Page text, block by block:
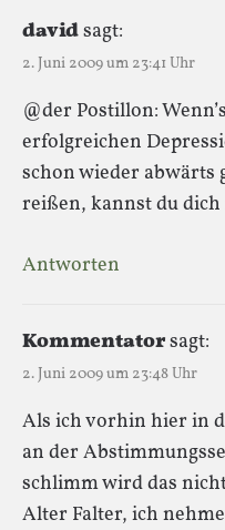
davidsagt:
2. Juni 2009 um 23:41 Uhr
@der Postillon:
erfolgreichen
schon wieder abwärts
reißen, kannst du
Antworten
Kommentatorsagt:
2. Juni 2009 um 23:48 Uhr
Als ich vorhin hier in
an der
schlimm wird das
Alter Falter, ich